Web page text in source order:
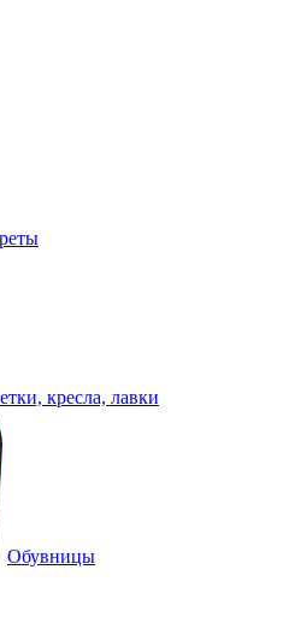
кресла, лавки
Обувницы